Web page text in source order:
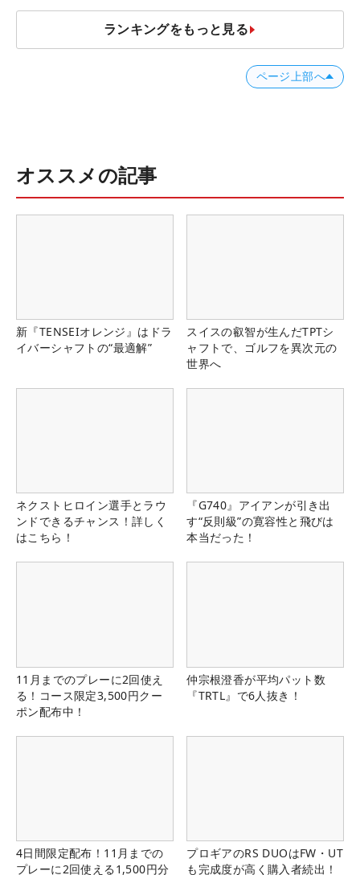
ランキングをもっと見る
ページ上部へ
オススメの記事
新『TENSEIオレンジ』はドラ
イバーシャフトの“最適解”
スイスの叡智が生んだTPTシ
ャフトで、ゴルフを異次元の
世界へ
ネクストヒロイン選手とラウ
ンドできるチャンス！詳しく
はこちら！
『G740』アイアンが引き出
す“反則級”の寛容性と飛びは
本当だった！
11月までのプレーに2回使え
る！コース限定3,500円クー
ポン配布中！
仲宗根澄香が平均パット数
『TRTL』で6人抜き！
4日間限定配布！11月までの
プレーに2回使える1,500円分
プロギアのRS DUOはFW・UT
も完成度が高く購入者続出！